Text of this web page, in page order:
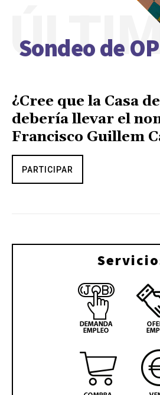
Sondeo de
¿Cree que la Casa
debería llevar el
Francisco Guillem
PARTICIPAR